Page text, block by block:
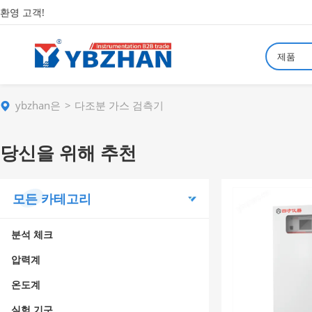
환영 고객!
제품
ybzhan은 다조분 가스 검측기
당신을 위해 추천
모든 카테고리
분석 체크
압력계
온도계